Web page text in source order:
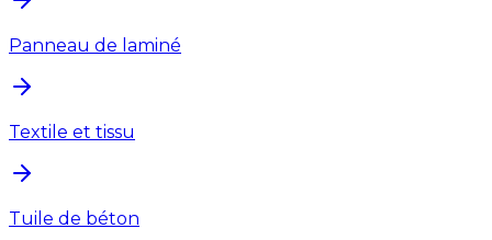
Panneau de laminé
Textile et tissu
Tuile de béton